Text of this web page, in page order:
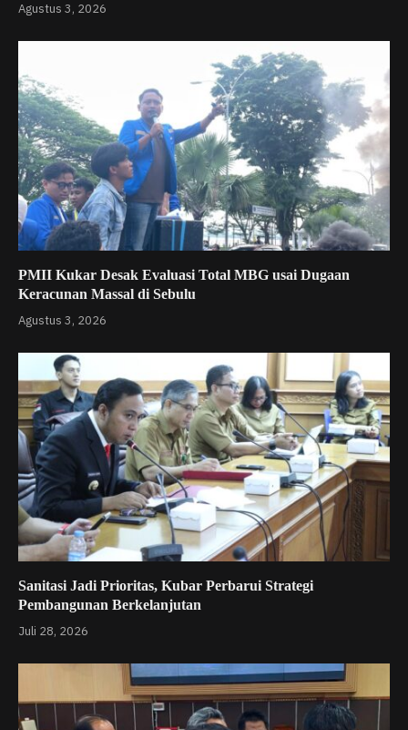
Agustus 3, 2026
PMII Kukar Desak Evaluasi Total MBG usai Dugaan
Keracunan Massal di Sebulu
Agustus 3, 2026
Sanitasi Jadi Prioritas, Kubar Perbarui Strategi
Pembangunan Berkelanjutan
Juli 28, 2026